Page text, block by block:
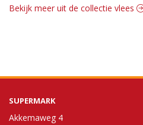
Bekijk meer uit de collectie vlees
SUPERMARK
Akkemaweg 4